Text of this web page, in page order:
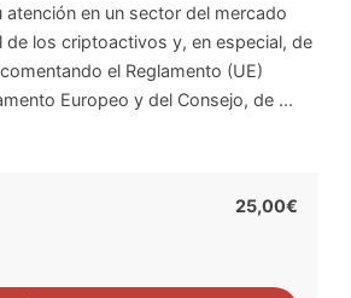
atención en un sector del mercado
de los criptoactivos y, en especial, de
el Reglamento (UE)
Europeo y del Consejo, de ...
25,00€